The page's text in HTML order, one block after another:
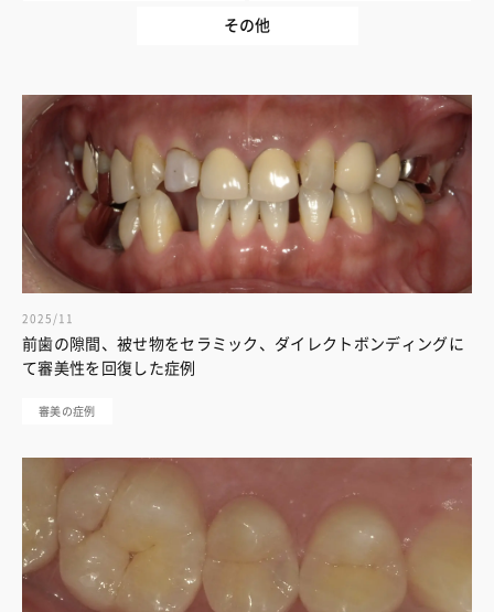
その他
2025/11
前歯の隙間、被せ物をセラミック、ダイレクトボンディングに
て審美性を回復した症例
審美の症例